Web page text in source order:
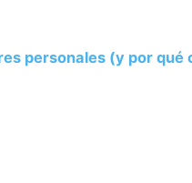
personales (y por qué